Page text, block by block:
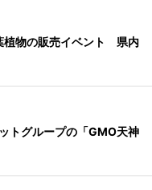
植物の販売イベント 県内
トグループの「GMO天神